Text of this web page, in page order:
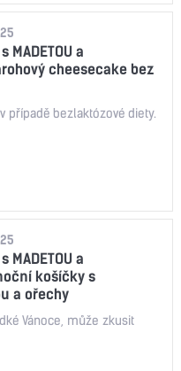
a
cheesecake bez
případě bezlaktózové diety.
a
košíčky s
a ořechy
Vánoce, může zkusit